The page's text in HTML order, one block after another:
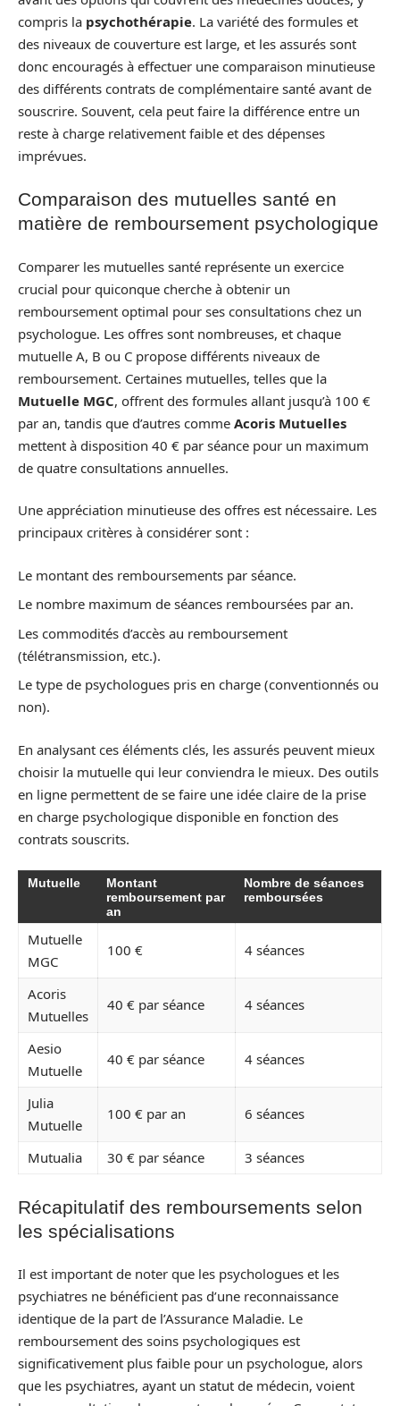
compris la psychothérapie. La variété des formules et
des niveaux de couverture est large, et les assurés sont
donc encouragés à effectuer une comparaison minutieuse
des différents contrats de complémentaire santé avant de
souscrire. Souvent, cela peut faire la différence entre un
reste à charge relativement faible et des dépenses
imprévues.
Comparaison des mutuelles santé en
matière de remboursement psychologique
Comparer les mutuelles santé représente un exercice
crucial pour quiconque cherche à obtenir un
remboursement optimal pour ses consultations chez un
psychologue. Les offres sont nombreuses, et chaque
mutuelle A, B ou C propose différents niveaux de
remboursement. Certaines mutuelles, telles que la
Mutuelle MGC, offrent des formules allant jusqu’à 100 €
par an, tandis que d’autres comme Acoris Mutuelles
mettent à disposition 40 € par séance pour un maximum
de quatre consultations annuelles.
Une appréciation minutieuse des offres est nécessaire. Les
principaux critères à considérer sont :
Le montant des remboursements par séance.
Le nombre maximum de séances remboursées par an.
Les commodités d’accès au remboursement
(télétransmission, etc.).
Le type de psychologues pris en charge (conventionnés ou
non).
En analysant ces éléments clés, les assurés peuvent mieux
choisir la mutuelle qui leur conviendra le mieux. Des outils
en ligne permettent de se faire une idée claire de la prise
en charge psychologique disponible en fonction des
contrats souscrits.
Mutuelle
Montant
remboursement par
an
Nombre de séances
remboursées
Mutuelle
MGC
100 € 4 séances
Acoris
Mutuelles
40 € par séance 4 séances
Aesio
Mutuelle
40 € par séance 4 séances
Julia
Mutuelle
100 € par an 6 séances
Mutualia 30 € par séance 3 séances
Récapitulatif des remboursements selon
les spécialisations
Il est important de noter que les psychologues et les
psychiatres ne bénéficient pas d’une reconnaissance
identique de la part de l’Assurance Maladie. Le
remboursement des soins psychologiques est
significativement plus faible pour un psychologue, alors
que les psychiatres, ayant un statut de médecin, voient